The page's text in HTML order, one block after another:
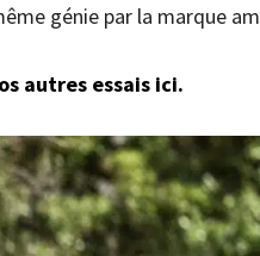
génie par la marque
autres essais ici.